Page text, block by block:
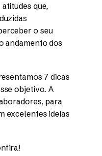
que,
o seu
andamento dos
7 dicas
objetivo. A
para
excelentes ideias